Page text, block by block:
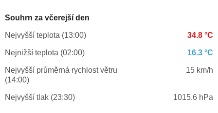
Souhrn za včerejší den
Nejvyšší teplota (13:00) 34.8 °C
Nejnižší teplota (02:00) 16.3 °C
Nejvyšší průměrná rychlost větru
(14:00)
15 km/h
Nejvyšší tlak (23:30) 1015.6 hPa